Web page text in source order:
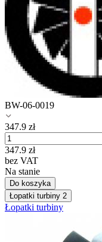
BW-06-0019
347.9 zł
347.9 zł
bez VAT
Na stanie
Do koszyka
Łopatki turbiny 2
Łopatki turbiny